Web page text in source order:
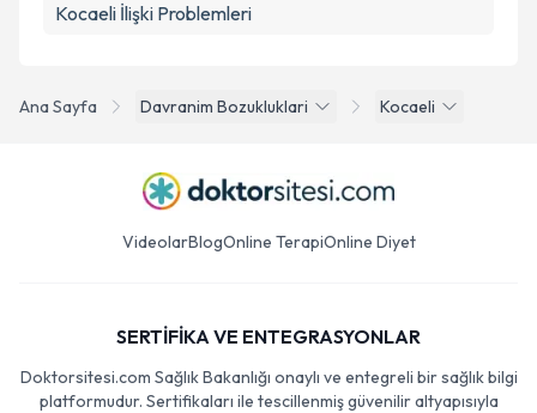
Ana Sayfa Davranim Bozukluklari Kocaeli
Kocaeli İlişki Problemleri
VideolarBlogOnline TerapiOnline Diyet
SERTİFİKA VE ENTEGRASYONLAR
Doktorsitesi.com Sağlık Bakanlığı onaylı ve entegreli bir sağlık bilgi
platformudur. Sertifikaları ile tescillenmiş güvenilir altyapısıyla